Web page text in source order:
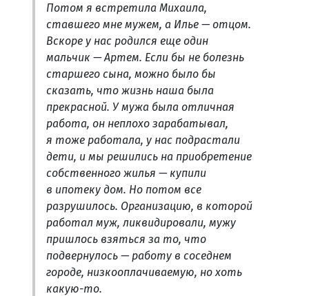
Потом я встретила Михаила,
ставшего мне мужем, а Илье — отцом.
Вскоре у нас родился еще один
мальчик — Артем. Если бы не болезнь
старшего сына, можно было бы
сказать, что жизнь наша была
прекрасной. У мужа была отличная
работа, он неплохо зарабатывал,
я тоже работала, у нас подрастали
дети, и мы решились на приобретение
собственного жилья — купили
в ипотеку дом. Но потом все
разрушилось. Организацию, в которой
работал муж, ликвидировали, мужу
пришлось взяться за то, что
подвернулось — работу в соседнем
городе, низкооплачиваемую, но хоть
какую-то.